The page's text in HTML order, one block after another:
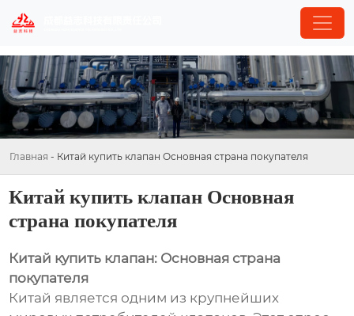
Главная - Китай купить клапан Основная страна покупателя
Китай купить клапан Основная
страна покупателя
Китай купить клапан: Основная страна
покупателя
Китай является одним из крупнейших